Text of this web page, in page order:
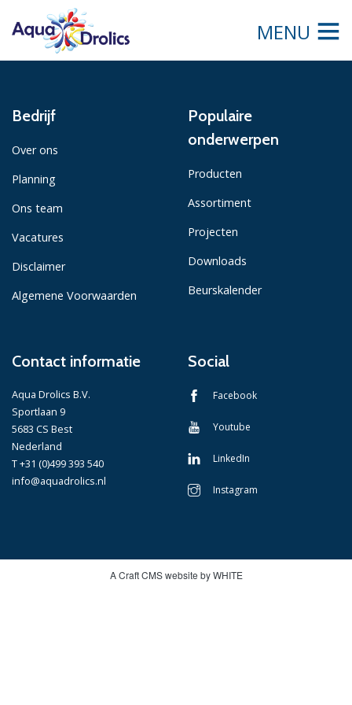
MENU
Bedrijf
Over ons
Planning
Ons team
Vacatures
Disclaimer
Algemene Voorwaarden
Populaire
onderwerpen
Producten
Assortiment
Projecten
Downloads
Beurskalender
Contact informatie
Aqua Drolics B.V.
Sportlaan 9
5683 CS Best
Nederland
T +31 (0)499 393 540
info@aquadrolics.nl
Social
Facebook
Youtube
LinkedIn
Instagram
A Craft CMS website by WHITE